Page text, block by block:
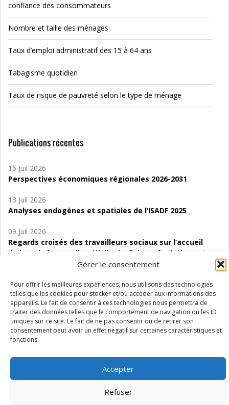
Gérer le consentement
Pour offrir les meilleures expériences, nous utilisons des technologies
telles que les cookies pour stocker et/ou accéder aux informations des
appareils. Le fait de consentir à ces technologies nous permettra de
traiter des données telles que le comportement de navigation ou les ID
uniques sur ce site. Le fait de ne pas consentir ou de retirer son
consentement peut avoir un effet négatif sur certaines caractéristiques et
fonctions.
Accepter
Refuser
confiance des consommateurs
Nombre et taille des ménages
Taux d’emploi administratif des 15 à 64 ans
Tabagisme quotidien
Taux de risque de pauvreté selon le type de ménage
Publications récentes
16 Juil 2026
Perspectives économiques régionales 2026-2031
13 Juil 2026
Analyses endogènes et spatiales de l’ISADF 2025
09 Juil 2026
Regards croisés des travailleurs sociaux sur l’accueil
de jour de bas seuil en Wallonie. Enjeux, évolutions et
06 Juil 2026
Étude d’évaluabilité des Structures
d’accompagnement à l’autocréation d’emploi (SAACE)
01 Juil 2026
Pénurie du personnel infirmier :quels indicateurs
Wallonie ?